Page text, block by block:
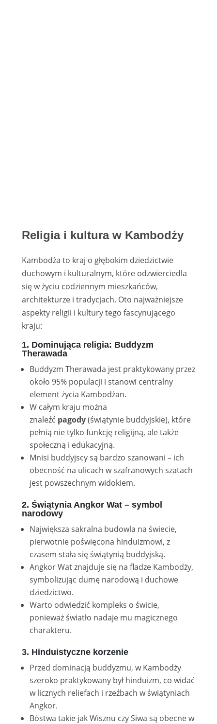
Religia i kultura w Kambodży
Kambodża to kraj o głębokim dziedzictwie
duchowym i kulturalnym, które odzwierciedla
się w życiu codziennym mieszkańców,
architekturze i tradycjach. Oto najważniejsze
aspekty religii i kultury tego fascynującego
kraju:
1. Dominująca religia: Buddyzm
Therawada
Buddyzm Therawada jest praktykowany przez
około 95% populacji i stanowi centralny
element życia Kambodżan.
W całym kraju można
znaleźć pagody(świątynie buddyjskie), które
pełnią nie tylko funkcję religijną, ale także
społeczną i edukacyjną.
Mnisi buddyjscy są bardzo szanowani – ich
obecność na ulicach w szafranowych szatach
jest powszechnym widokiem.
2. Świątynia Angkor Wat – symbol
narodowy
Największa sakralna budowla na świecie,
pierwotnie poświęcona hinduizmowi, z
czasem stała się świątynią buddyjską.
Angkor Wat znajduje się na fladze Kambodży,
symbolizując dumę narodową i duchowe
dziedzictwo.
Warto odwiedzić kompleks o świcie,
ponieważ światło nadaje mu magicznego
charakteru.
3. Hinduistyczne korzenie
Przed dominacją buddyzmu, w Kambodży
szeroko praktykowany był hinduizm, co widać
w licznych reliefach i rzeźbach w świątyniach
Angkor.
Bóstwa takie jak Wisznu czy Siwa są obecne w